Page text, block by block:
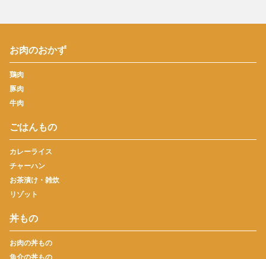
お肉のおかず
鶏肉
豚肉
牛肉
ごはんもの
カレーライス
チャーハン
お茶漬け・雑炊
リゾット
丼もの
お肉の丼もの
魚介の丼もの